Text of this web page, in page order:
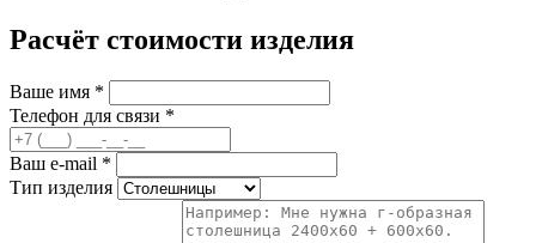
Расчёт стоимости изделия
Ваше имя *
Телефон для связи *
Ваш e-mail *
Тип изделия